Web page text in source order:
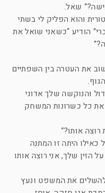
שאל.
והוא הפליק לי בשתי
הודיע “כשאני שואל את
את העטרה בין השפתיים
והנוקשה שלך אדוני
את כל כשרונות המשחק
אותו?”
כאילו היתה זו המתנה
הזין שלך, אני רוצה אותו
להשלים את המשפט ונעץ